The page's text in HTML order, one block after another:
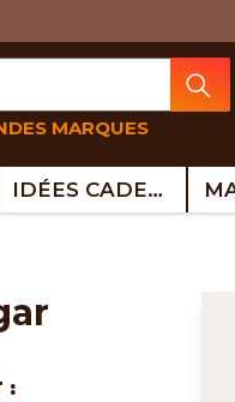
MARQUES
IDÉES CADEAUX
: